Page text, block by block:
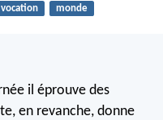
vocation monde
il éprouve des
en revanche, donne